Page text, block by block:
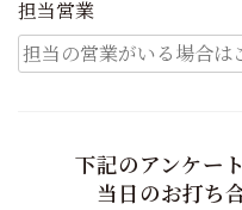
担当営業
下記のアンケー
当日のお打ち